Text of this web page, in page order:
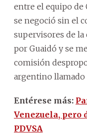
entre el equipo de
se negoció sin el
supervisores de la
por Guaidó y se
comisión
argentino llamado
Entérese más:
Venezuela, pero
PDVSA